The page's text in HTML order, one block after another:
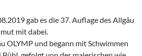
gab es die 37. Auflage des Allgäu
mit dabei.
OLYMP und begann mit Schwimmen